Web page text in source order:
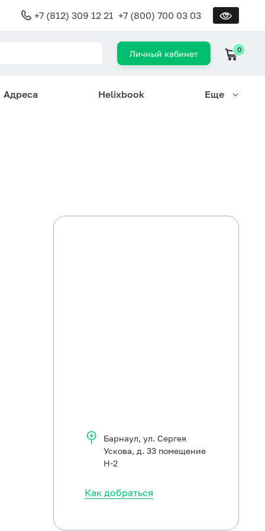
+7 (812) 309 12 21 +7 (800) 700 03 03
Личный кабинет 0
Адреса Helixbook Еще
Барнаул, ул. Сергея
Ускова, д. 33 помещение
Н-2
Как добраться